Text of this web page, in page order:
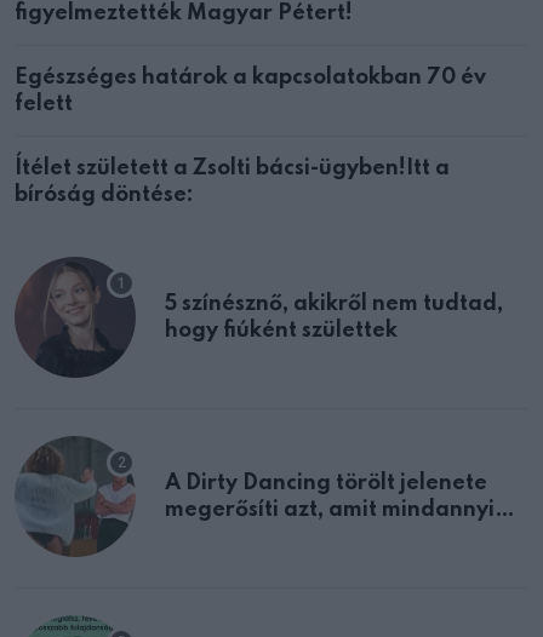
figyelmeztették Magyar Pétert!
Egészséges határok a kapcsolatokban 70 év
felett
Ítélet született a Zsolti bácsi-ügyben!Itt a
bíróság döntése:
5 színésznő, akikről nem tudtad,
hogy fiúként születtek
A Dirty Dancing törölt jelenete
megerősíti azt, amit mindannyian